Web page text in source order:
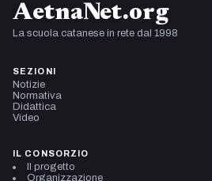
AetnaNet.org
La scuola catanese in rete dal 1998
SEZIONI
Notizie
Normativa
Didattica
Video
IL CONSORZIO
Il progetto
Organizzazione